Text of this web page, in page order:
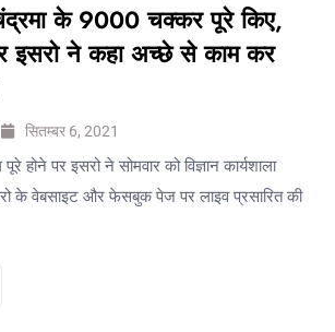
के 9000 चक्कर पूरे किए,
इसरो ने कहा अच्छे से काम कर
सितम्बर 6, 2021
होने पर इसरो ने सोमवार को विज्ञान कार्यशाला
के वेबसाइट और फेसबुक पेज पर लाइव प्रसारित की